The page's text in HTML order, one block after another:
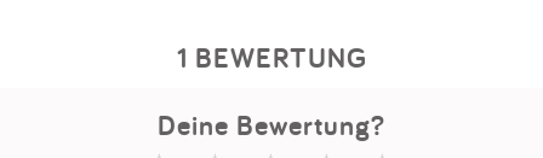
1 BEWERTUNG
Deine Bewertung?